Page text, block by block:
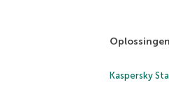
Kaspersky